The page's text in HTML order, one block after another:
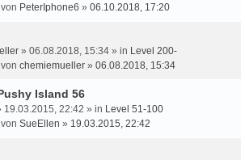
PeterIphone6 » 06.10.2018, 17:20
» 06.08.2018, 15:34 » in Level 200-
chemiemueller » 06.08.2018, 15:34
Island 56
19.03.2015, 22:42 » in Level 51-100
SueEllen » 19.03.2015, 22:42